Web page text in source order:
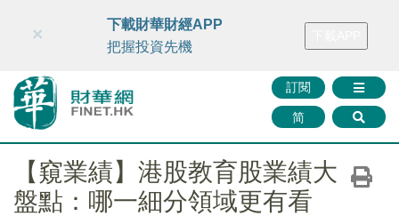
財華智庫網 FINTV FINMETA 財華證券 媒體矩陣
訂閱
简
×
下載財華財經APP
把握投資先機
【窺業績】港股教育股業績大
盤點：哪一細分領域更有看